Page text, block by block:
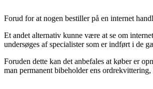
Forud for at nogen bestiller på en internet
Et andet alternativ kunne være at se om
undersøges af specialister som er indført i de
Foruden dette kan det anbefales at køber er
man permanent bibeholder ens